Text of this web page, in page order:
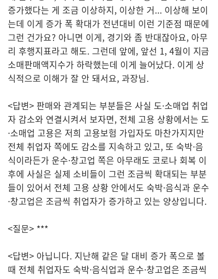
증가했다는 게 조금 이상하지, 이상한 거... 이상해 보이
는데 이게 증가 폭 확대가 전년대비 이런 기준점 때문에
그런 건가요? 아니면 이게, 경기와 좀 반대잖아요, 아무
리 후행지표라고 해도. 그런데 앞에, 앞선 1, 4월이 지금
소매판매액지수가 하락했는데 이게 늘어났다. 이게 상
식적으로 이해가 잘 안 돼서요, 과장님.
<답변> 판매와 관계되는 부분들은 사실 도·소매업 취업
자 감소와 연결시켜서 보자면, 전체 고용 상황에서는 도
·소매업 고용은 저희 고용보험 가입자도 마찬가지지만
전체 취업자 쪽에도 감소를 지속하고 있고, 또 숙박·음
식이라든가 운수·창고업 쪽은 아무래도 코로나 회복 이
후에 사실은 실제 소비들이 그런 조금씩 확대되는 부분
들이 있어서 전체 고용 상황 안에서도 숙박·음식과 운수
·창고업은 조금씩 취업자가 증가하고 있는 양상입니다.
<질문> ***
<답변> 아닙니다. 지난해 같은 달 대비 증가 폭으로 볼
때 전체 취업자도 숙박·음식업과 운수·창고업은 조금씩